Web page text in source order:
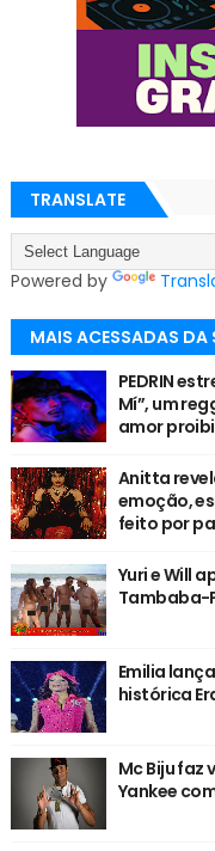
TRANSLATE
Powered by
MAIS ACESSADAS DA
PEDRIN
Mí”, um
amor
Anitta
emoção,
feito por
Yuri e Will
Tambaba-
Emilia
histórica
Mc Biju faz
Yankee